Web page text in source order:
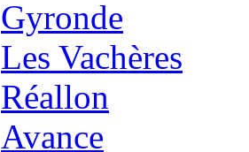
Gyronde
Les Vachères
Réallon
Avance